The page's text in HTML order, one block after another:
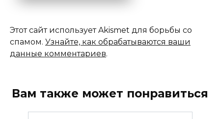
Этот сайт использует Akismet для борьбы со
спамом. Узнайте, как обрабатываются ваши
данные комментариев.
Вам также может понравиться